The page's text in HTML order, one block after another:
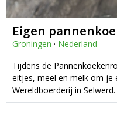
Eigen
Groningen · Nederland
Tijdens de
eitjes, meel en melk om je
Wereldboerderij in Selwerd.